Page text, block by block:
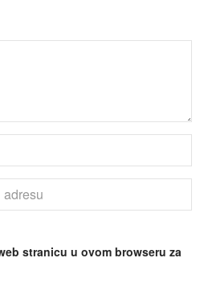
stranicu u ovom browseru za